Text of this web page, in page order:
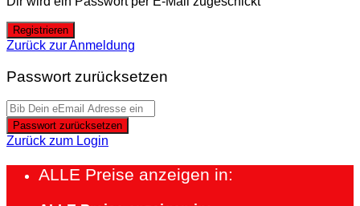
Registrieren
Zurück zur Anmeldung
Passwort zurücksetzen
Passwort zurücksetzen
Zurück zum Login
ALLE Preise anzeigen in: